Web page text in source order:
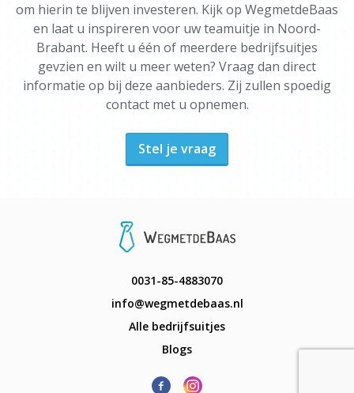
om hierin te blijven investeren. Kijk op WegmetdeBaas
en laat u inspireren voor uw teamuitje in Noord-
Brabant. Heeft u één of meerdere bedrijfsuitjes
gevzien en wilt u meer weten? Vraag dan direct
informatie op bij deze aanbieders. Zij zullen spoedig
contact met u opnemen.
Stel je vraag
0031-85-4883070
info@wegmetdebaas.nl
Alle bedrijfsuitjes
Blogs